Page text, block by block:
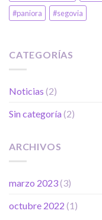
#paniora
#segovia
CATEGORÍAS
Noticias (2)
Sin categoría (2)
ARCHIVOS
marzo 2023(3)
octubre 2022 (1)